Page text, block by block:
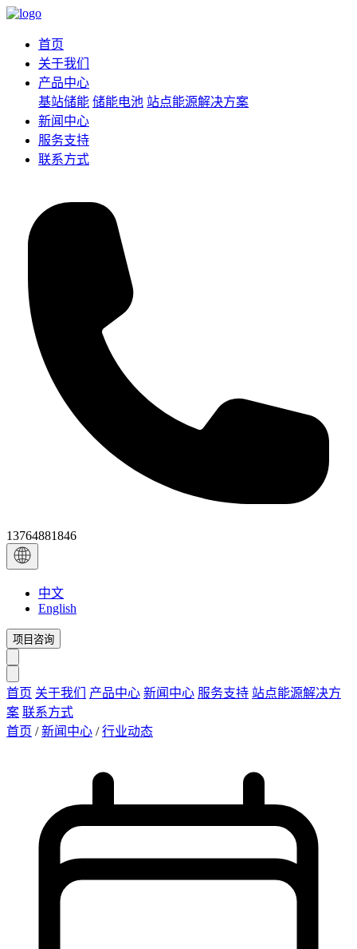
首页
关于我们
产品中心
基站储能 储能电池 站点能源解决方案
新闻中心
服务支持
联系方式
13764881846
中文
English
项目咨询
首页 关于我们 产品中心 新闻中心 服务支持 站点能源解决方
案 联系方式
首页 / 新闻中心 / 行业动态